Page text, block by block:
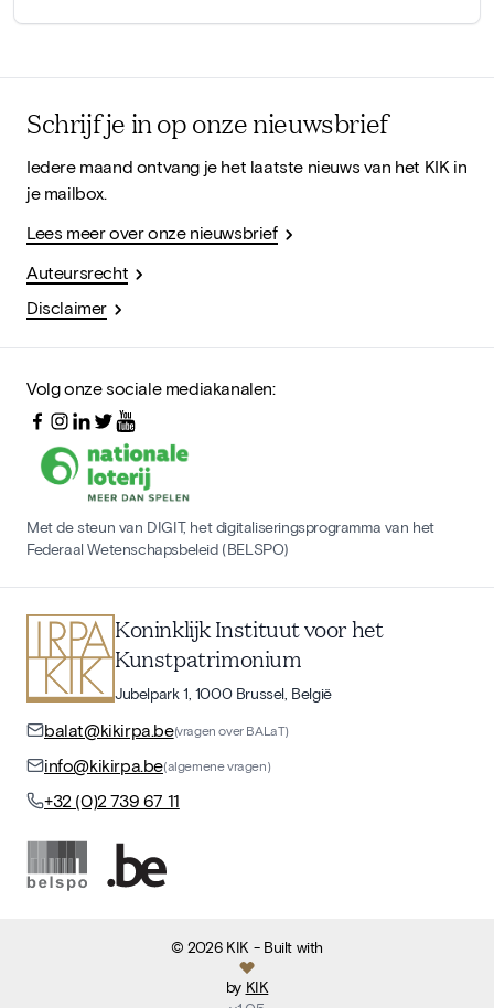
Schrijf je in op onze nieuwsbrief
Iedere maand ontvang je het laatste nieuws van het KIK in
je mailbox.
Lees meer over onze nieuwsbrief
Auteursrecht
Disclaimer
Volg onze sociale mediakanalen:
Met de steun van DIGIT, het digitaliseringsprogramma van het
Federaal Wetenschapsbeleid (BELSPO)
Koninklijk Instituut voor het
Kunstpatrimonium
Jubelpark 1, 1000 Brussel, België
balat@kikirpa.be(vragen over BALaT)
info@kikirpa.be(algemene vragen)
+32 (0)2 739 67 11
©2026 KIK - Built with
by KIK